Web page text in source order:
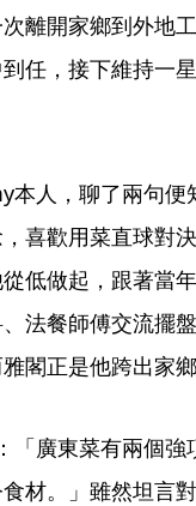
離開家鄉到外地
任，接下維持一
本人，聊了兩句便
喜歡用菜直球對
低做起，跟著當
法餐師傅交流擺
閣正是他跨出家鄉
「廣東菜有兩個強
材。」雖然坦言